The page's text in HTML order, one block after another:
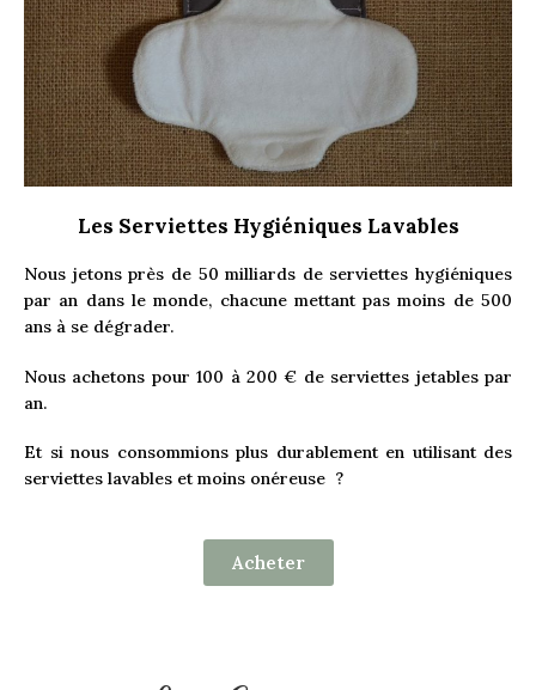
Les Serviettes Hygiéniques Lavables
Nous jetons près de 50 milliards de serviettes hygiéniques
par an dans le monde, chacune mettant pas moins de 500
ans à se dégrader.
Nous achetons pour 100 à 200 € de serviettes jetables par
an.
Et si nous consommions plus durablement en utilisant des
serviettes lavables et moins onéreuse ?
Acheter